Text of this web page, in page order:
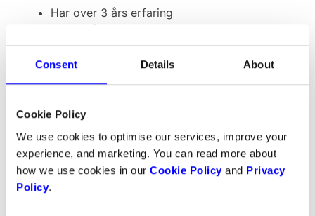
Consent Details About
Cookie Policy
We use cookies to optimise our services, improve your
experience, and marketing. You can read more about
how we use cookies in our Cookie Policy and Privacy
Policy.
Har over 3 års erfaring
Ønsker å jobbe sammen med et lite,
engasjert team
Trigger på fremtidsrettet teknologi og
produksjon
Vil jobbe med moderne teknologi og verktøy
Vi kan tilby deg: